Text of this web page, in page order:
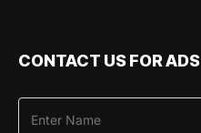
CONTACT US FOR ADS